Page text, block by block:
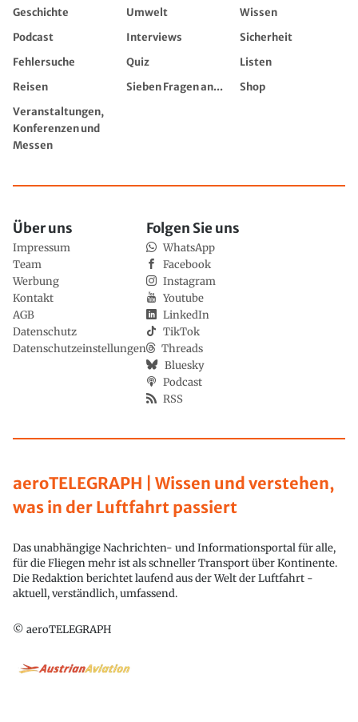
Geschichte Umwelt
Wissen
Podcast
Interviews
Sicherheit
Fehlersuche
Quiz
Listen
Reisen
Sieben Fragen an...
Shop
Veranstaltungen,
Konferenzen und
Messen
aeroTELEGRAPH | Wissen und verstehen,
was in der Luftfahrt passiert
Das unabhängige Nachrichten- und Informationsportal für alle,
für die Fliegen mehr ist als schneller Transport über Kontinente.
Die Redaktion berichtet laufend aus der Welt der Luftfahrt -
aktuell, verständlich, umfassend.
© aeroTELEGRAPH
Über uns
Impressum
Team
Werbung
Kontakt
AGB
Datenschutz
Datenschutzeinstellungen
Folgen Sie uns
WhatsApp
Facebook
Instagram
Youtube
LinkedIn
TikTok
Threads
Bluesky
Podcast
RSS